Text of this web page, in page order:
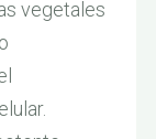
vegetales